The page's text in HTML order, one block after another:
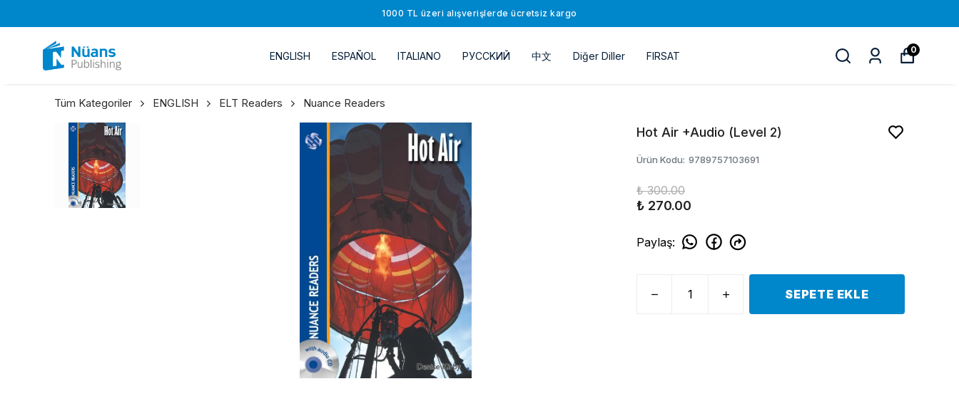
1000 TL üzeri alışverişlerde ücretsiz kargo
ENGLISH ESPAÑOL ITALIANO РУССKИЙ 中文 Diğer Diller FIRSAT
0
Tüm Kategoriler ENGLISH ELT Readers Nuance Readers
Hot Air +Audio (Level 2)
Ürün Kodu: 9789757103691
₺ 300.00
₺ 270.00
Paylaş:
SEPETE EKLE